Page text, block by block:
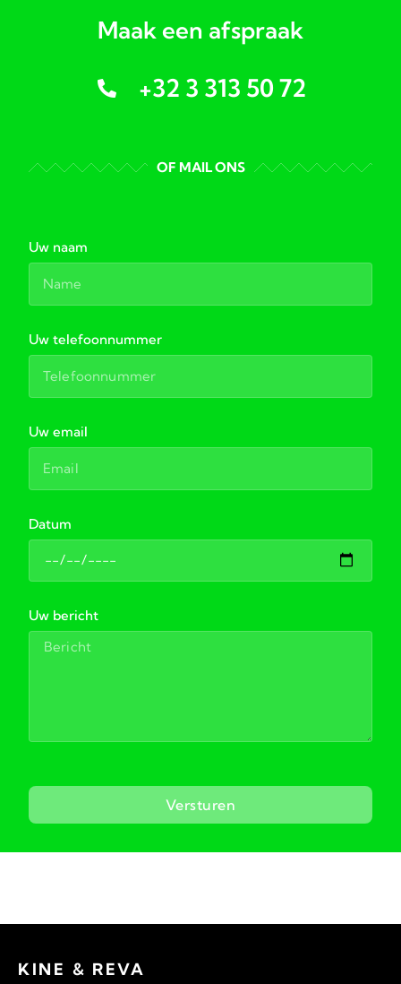
Maak een afspraak
+32 3 313 50 72
OF MAIL ONS
Uw naam
Uw telefoonnummer
Uw email
Datum
Uw bericht
Versturen
KINE & REVA